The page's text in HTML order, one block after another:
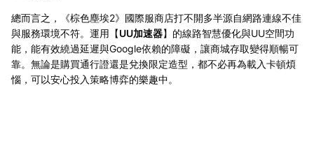
總而言之，《棕色塵埃2》國際服商店打不開多半源自網路連線不佳
與服務環境不符。運用【UU加速器】的線路智慧優化與UU空間功
能，能有效繞過延遲與Google依賴的障礙，讓商城存取變得順暢可
靠。無論是購買通行證還是兌換限定造型，都不必再為載入卡頓煩
惱，可以安心投入策略博弈的樂趣中。